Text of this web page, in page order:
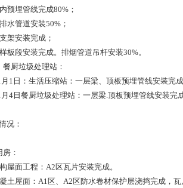
预埋管线完成80%；
水管道安装50%；
架安装完成；
板段安装完成。排烟管道吊杆安装30%。
厨垃圾处理站：
月 1 日：生活压缩站：一层梁、顶板预埋管线安装完成
月 4日餐厨垃圾处理站：一层梁. 顶板预埋管线安装完
况：
：
屋面工程： A2区瓦片安装完成。
土屋面： A1区、 A2区防水卷材保护层浇捣完成，